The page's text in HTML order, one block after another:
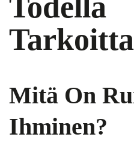
Todella
Mitä On
Ihminen?